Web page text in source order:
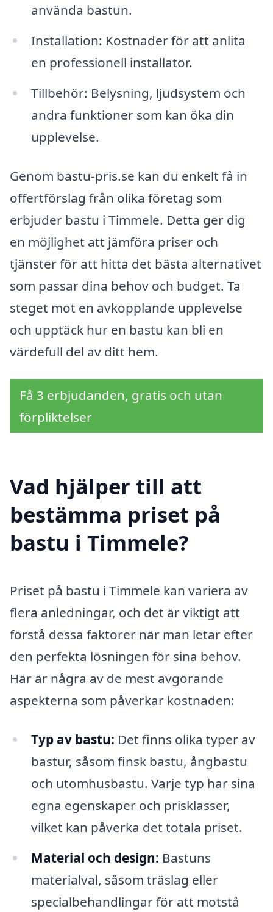
använda bastun.
Installation: Kostnader för att anlita
en professionell installatör.
Tillbehör: Belysning, ljudsystem och
andra funktioner som kan öka din
upplevelse.
Genom bastu-pris.se kan du enkelt få in
offertförslag från olika företag som
erbjuder bastu i Timmele. Detta ger dig
en möjlighet att jämföra priser och
tjänster för att hitta det bästa alternativet
som passar dina behov och budget. Ta
steget mot en avkopplande upplevelse
och upptäck hur en bastu kan bli en
värdefull del av ditt hem.
Få 3 erbjudanden, gratis och utan
förpliktelser
Vad hjälper till att
bestämma priset på
bastu i Timmele?
Priset på bastu i Timmele kan variera av
flera anledningar, och det är viktigt att
förstå dessa faktorer när man letar efter
den perfekta lösningen för sina behov.
Här är några av de mest avgörande
aspekterna som påverkar kostnaden:
Typ av bastu: Det finns olika typer av
bastur, såsom finsk bastu, ångbastu
och utomhusbastu. Varje typ har sina
egna egenskaper och prisklasser,
vilket kan påverka det totala priset.
Material och design: Bastuns
materialval, såsom träslag eller
specialbehandlingar för att motstå